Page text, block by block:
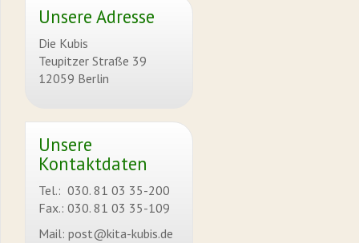
Unsere Adresse
Die Kubis
Teupitzer Straße 39
12059 Berlin
Unsere
Kontaktdaten
Tel.: 030. 81 03 35-200
Fax.: 030. 81 03 35-109
Mail: post@kita-kubis.de